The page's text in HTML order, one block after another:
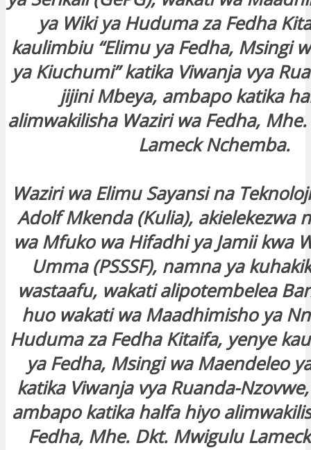
ya Wiki ya Huduma za Fedha
kaulimbiu “Elimu ya Fedha, Msingi
ya Kiuchumi” katika Viwanja vya
jijini Mbeya, ambapo katika
alimwakilisha Waziri wa Fedha,
Lameck Nchemba.
Waziri wa Elimu Sayansi na
Adolf Mkenda (Kulia), akielekezwa
wa Mfuko wa Hifadhi ya Jamii kwa
Umma (PSSSF), namna ya
wastaafu, wakati alipotembelea
huo wakati wa Maadhimisho ya
Huduma za Fedha Kitaifa, yenye
ya Fedha, Msingi wa Maendeleo
katika Viwanja vya Ruanda-
ambapo katika halfa hiyo
Fedha, Mhe. Dkt. Mwigulu